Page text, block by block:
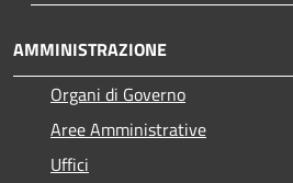
AMMINISTRAZIONE
Organi di Governo
Aree Amministrative
Uffici